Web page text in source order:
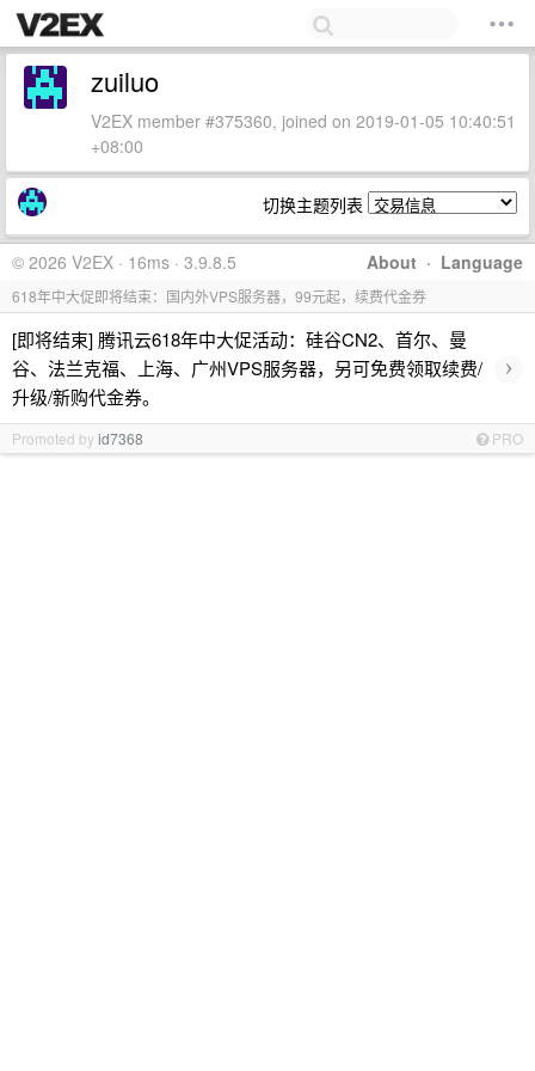
zuiluo
V2EX member #375360, joined on 2019-01-05 10:40:51
+08:00
切换主题列表
About · Language
© 2026 V2EX · 16ms · 3.9.8.5
618年中大促即将结束：国内外VPS服务器，99元起，续费代金券
[即将结束] 腾讯云618年中大促活动：硅谷CN2、首尔、曼
谷、法兰克福、上海、广州VPS服务器，另可免费领取续费/
升级/新购代金券。
›
Promoted byid7368 PRO